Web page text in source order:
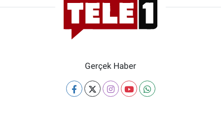
Gerçek Haber